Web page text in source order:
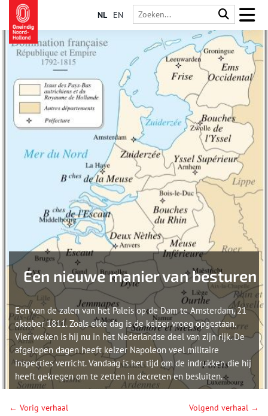
NL EN
Een nieuwe manier van besturen
Een van de zalen van het Paleis op de Dam te Amsterdam, 21
oktober 1811. Zoals elke dag is de keizer vroeg opgestaan.
Vier weken is hij nu in het Nederlandse deel van zijn rijk. De
afgelopen dagen heeft keizer Napoleon veel militaire
inspecties verricht. Vandaag is het tijd om de indrukken die hij
heeft gekregen om te zetten in decreten en besluiten.
← Vorig verhaal Volgend verhaal →